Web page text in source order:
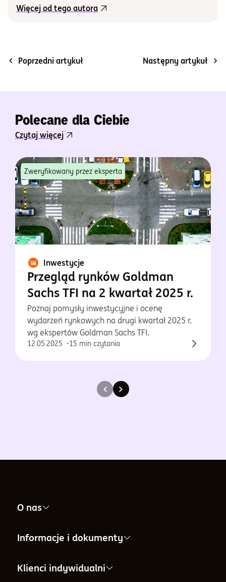
Więcej od tego autora
Poprzedni artykuł Następny artykuł
Polecane dla Ciebie
Czytaj więcej
Zweryfikowany przez eksperta
Inwestycje
Przegląd rynków Goldman
Sachs TFI na 2 kwartał 2025 r.
Poznaj pomysły inwestycyjne i ocenę
wydarzeń rynkowych na drugi kwartał 2025 r.
wg ekspertów Goldman Sachs TFI.
12.05.2025 15 min czytania
O nas
Nasza firma
Informacje i dokumenty
Informacje i dokumenty
Klienci indywidualni